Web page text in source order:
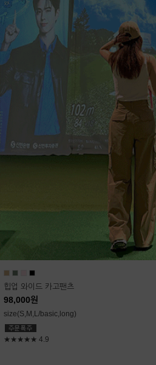
힙업 와이드 카고팬츠
98,000원
size(S,M,L/basic,long)
★★★★★ 4.9